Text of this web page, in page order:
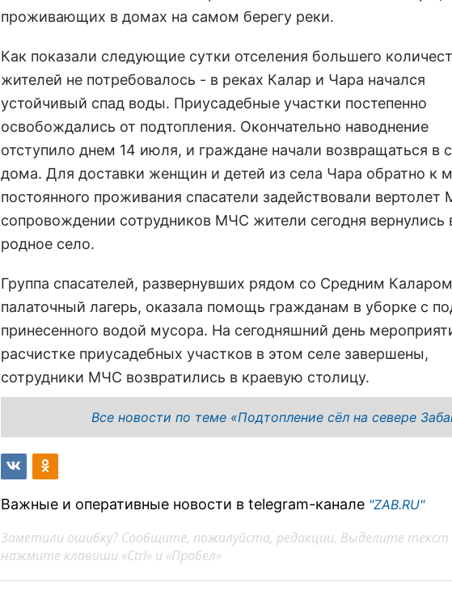
проживающих в домах на самом берегу реки.
Как показали следующие сутки отселения большего
жителей не потребовалось - в реках Калар и Чара начался
устойчивый спад воды. Приусадебные участки постепенно
освобождались от подтопления. Окончательно наводнение
отступило днем 14 июля, и граждане начали возвращаться в
дома. Для доставки женщин и детей из села Чара обратно к
постоянного проживания спасатели задействовали вертолет
сопровождении сотрудников МЧС жители сегодня вернулись
родное село.
Группа спасателей, развернувших рядом со Средним Каларом
палаточный лагерь, оказала помощь гражданам в уборке с
принесенного водой мусора. На сегодняшний день
расчистке приусадебных участков в этом селе завершены,
сотрудники МЧС возвратились в краевую столицу.
Все новости по теме «Подтопление сёл на севере
Важные и оперативные новости в telegram-канале "ZAB.RU"
Заметили ошибку? Сообщите, пожалуйста, редакции. Выделите текст
нажмите клавиши «Ctrl» и «Пробел»